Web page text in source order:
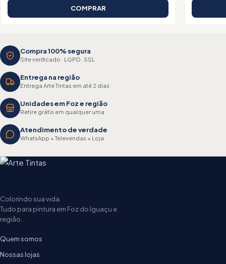
COMPRAR
Compra 100% segura
Site verificado · LGPD · SSL
Entrega na região
Entrega Arte Tintas em até 2 dias
Unidades em Foz e região
Retire grátis em qualquer uma
Atendimento de verdade
WhatsApp + Televendas + Loja
Colorindo sua vida.
Tudo para pintura em Foz do Iguaçu e
região.
Quem somos
Nossas lojas